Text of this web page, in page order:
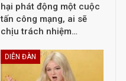
hại phát động một cuộc
tấn công mạng, ai sẽ
chịu trách nhiệm…
DIỄN ĐÀN